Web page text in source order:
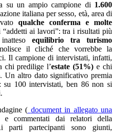
su un ampio campione di 1.600
italiana per sesso, età, area di
qualche conferma e molte
ai lavori”: tra i risultati più
inattesoequilibrio tra turismo
il cliché che vorrebbe la
Il campione di intervistati, infatti,
chi predilige l’estate (51%) e chi
. Un altro dato significativo premia
su 100 intervistati, ben 86 non si
( documentin allegato una
commentati dai relatori della
parti partecipanti sono giunti,